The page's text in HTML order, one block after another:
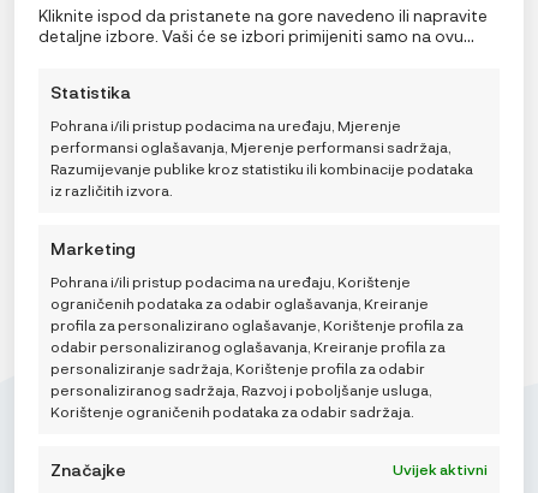
omogućit će nama i našim partnerima obradu osobnih
podataka kao što su ponašanje pri pregledavanju ili
jedinstveni ID-ovi na ovoj stranici i prikazujemo
privole može negativno utjecati na određene značajke i
Kliknite ispod da pristanete na gore navedeno ili napravite
detaljne izbore. Vaši će se izbori primijeniti samo na ovu
prekidača na Politici kolačića ili klikom na gumb za
upravljanje privolom na dnu ekrana.
Statistika
Pohrana i/ili pristup podacima na uređaju, Mjerenje
performansi oglašavanja, Mjerenje performansi sadržaja,
Razumijevanje publike kroz statistiku ili kombinacije podataka
iz različitih izvora.
Marketing
Pohrana i/ili pristup podacima na uređaju, Korištenje
ograničenih podataka za odabir oglašavanja, Kreiranje
profila za personalizirano oglašavanje, Korištenje profila za
odabir personaliziranog oglašavanja, Kreiranje profila za
personaliziranje sadržaja, Korištenje profila za odabir
personaliziranog sadržaja, Razvoj i poboljšanje usluga,
Korištenje ograničenih podataka za odabir sadržaja.
Značajke Uvijek aktivni
Lisica
IZVORNA
29,95 €.
29,95€TRENUTNA
23,96€
DODAJ U KOŠARICU